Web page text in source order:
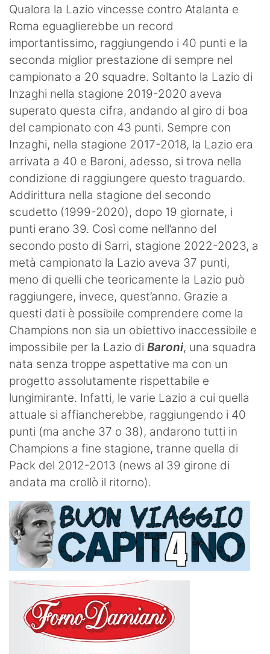
Qualora la Lazio vincesse contro Atalanta e
Roma eguaglierebbe un record
importantissimo, raggiungendo i 40 punti e la
seconda miglior prestazione di sempre nel
campionato a 20 squadre. Soltanto la Lazio di
Inzaghi nella stagione 2019-2020 aveva
superato questa cifra, andando al giro di boa
del campionato con 43 punti. Sempre con
Inzaghi, nella stagione 2017-2018, la Lazio era
arrivata a 40 e Baroni, adesso, si trova nella
condizione di raggiungere questo traguardo.
Addirittura nella stagione del secondo
scudetto (1999-2020), dopo 19 giornate, i
punti erano 39. Così come nell’anno del
secondo posto di Sarri, stagione 2022-2023, a
metà campionato la Lazio aveva 37 punti,
meno di quelli che teoricamente la Lazio può
raggiungere, invece, quest’anno. Grazie a
questi dati è possibile comprendere come la
Champions non sia un obiettivo inaccessibile e
impossibile per la Lazio di Baroni, una squadra
nata senza troppe aspettative ma con un
progetto assolutamente rispettabile e
lungimirante. Infatti, le varie Lazio a cui quella
attuale si affiancherebbe, raggiungendo i 40
punti (ma anche 37 o 38), andarono tutti in
Champions a fine stagione, tranne quella di
Pack del 2012-2013 (news al 39 girone di
andata ma crollò il ritorno).